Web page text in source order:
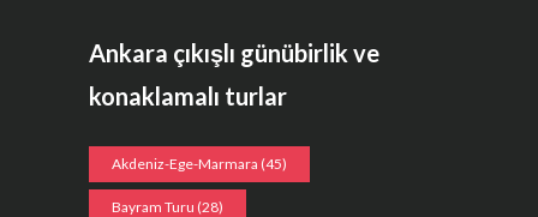
Ankara çıkışlı günübirlik ve
konaklamalı turlar
Akdeniz-Ege-Marmara (45)
Bayram Turu (28)